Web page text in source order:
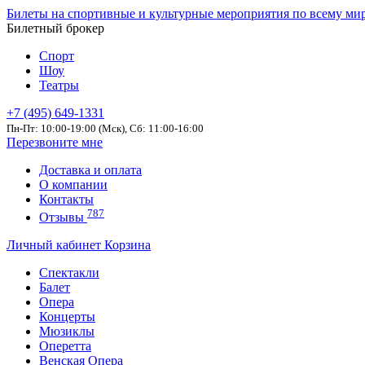
Билеты на спортивные и культурные мероприятия по всему
Билетный брокер
Спорт
Шоу
Театры
+7 (495) 649-1331
Пн-Пт: 10:00-19:00 (Мск), Сб: 11:00-16:00
Перезвоните мне
Доставка и оплата
О компании
Контакты
Отзывы 787
Личный кабинет Корзина
Спектакли
Балет
Опера
Концерты
Мюзиклы
Оперетта
Венская Опера